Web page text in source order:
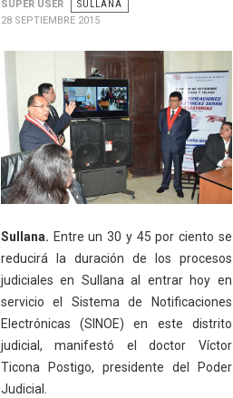
SUPER USER
SULLANA
28 SEPTIEMBRE 2015
Sullana. Entre un 30 y 45 por ciento se
reducirá la duración de los procesos
judiciales en Sullana al entrar hoy en
servicio el Sistema de Notificaciones
Electrónicas (SINOE) en este distrito
judicial, manifestó el doctor Víctor
Ticona Postigo, presidente del Poder
Judicial.